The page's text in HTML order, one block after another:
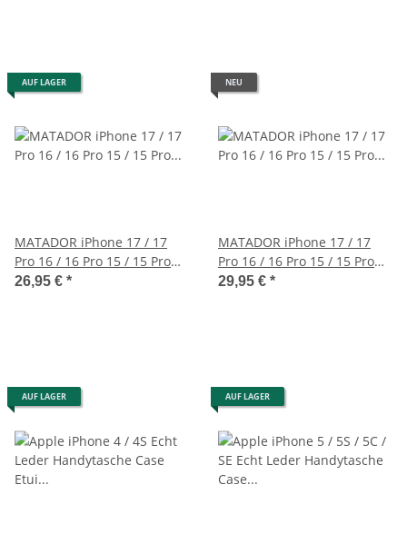
AUF LAGER
MATADOR iPhone 17 / 17
Pro 16 / 16 Pro 15 / 15 Pro
Ledertasche Braun
26,95 € *
NEU
MATADOR iPhone 17 / 17
Pro 16 / 16 Pro 15 / 15 Pro
Ledertasche Dunkel Braun
29,95 € *
AUF LAGER AUF LAGER